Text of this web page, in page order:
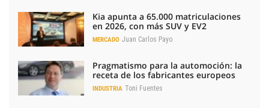
Kia apunta a 65.000 matriculaciones
en 2026, con más SUV y EV2
MERCADO Juan Carlos Payo
Pragmatismo para la automoción: la
receta de los fabricantes europeos
INDUSTRIA Toni Fuentes